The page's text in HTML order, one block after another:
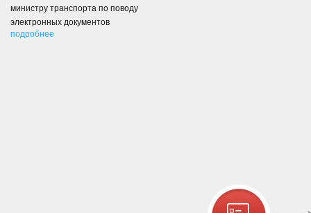
министру транспорта по поводу
электронных документов
подробнее